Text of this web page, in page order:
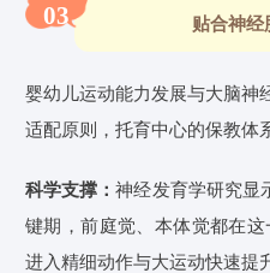
03
贴合神经
婴幼儿运动能力发展与大脑神
适配原则，托育中心的保教体
科学支撑：神经发育学研究显
键期 ，前庭觉、本体觉都在
进入精细动作与大运动快速提